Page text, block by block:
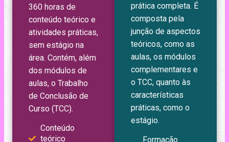
360 horas de
conteúdo teórico e
atividades práticas,
sem estágio na
área. Contém, além
dos módulos de
aulas, o Trabalho
de Conclusão de
Curso (TCC).
Conteúdo
teórico
prática completa. É
composta pela
junção de aspectos
teóricos, como as
aulas, os módulos
complementares e
o TCC, quanto às
características
práticas, como o
estágio.
Formação